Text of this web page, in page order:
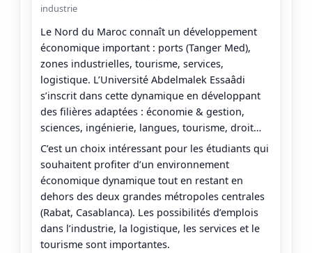
industrie
Le Nord du Maroc connaît un développement
économique important : ports (Tanger Med),
zones industrielles, tourisme, services,
logistique. L’Université Abdelmalek Essaâdi
s’inscrit dans cette dynamique en développant
des filières adaptées : économie & gestion,
sciences, ingénierie, langues, tourisme, droit…
C’est un choix intéressant pour les étudiants qui
souhaitent profiter d’un environnement
économique dynamique tout en restant en
dehors des deux grandes métropoles centrales
(Rabat, Casablanca). Les possibilités d’emplois
dans l’industrie, la logistique, les services et le
tourisme sont importantes.